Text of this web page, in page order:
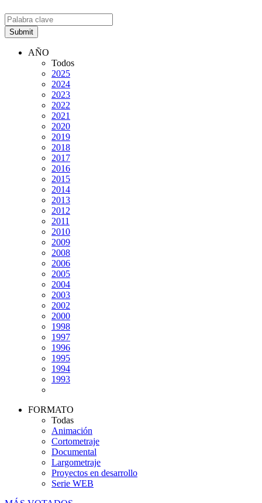
AÑO
Todos
2025
2024
2023
2022
2021
2020
2019
2018
2017
2016
2015
2014
2013
2012
2011
2010
2009
2008
2006
2005
2004
2003
2002
2000
1998
1997
1996
1995
1994
1993
FORMATO
Todas
Animación
Cortometraje
Documental
Largometraje
Proyectos en desarrollo
Serie WEB